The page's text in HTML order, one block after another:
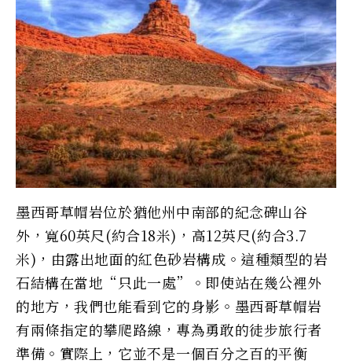
墨西哥草帽岩位於猶他州中南部的紀念碑山谷
外，寬60英尺(約合18米)，高12英尺(約合3.7
米)，由露出地面的紅色砂岩構成。這種類型的岩
石結構在當地“只此一處”。即使站在幾公裡外
的地方，我們也能看到它的身影。墨西哥草帽岩
有兩條指定的攀爬路線，專為勇敢的徒步旅行者
準備。實際上，它並不是一個百分之百的平衡